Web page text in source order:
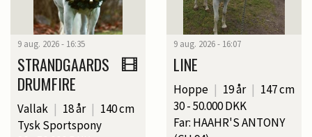
9 aug. 2026 - 16:35
STRANDGAARDS
DRUMFIRE
Vallak | 18 år | 140 cm
Tysk Sportspony
9 aug. 2026 - 16:07
LINE
Hoppe | 19 år | 147 cm
30 - 50.000 DKK
Far: HAAHR'S ANTONY